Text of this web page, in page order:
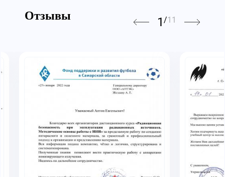
Отзывы 1 /11